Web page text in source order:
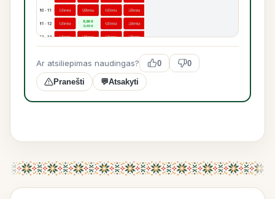
Ar atsiliepimas naudingas? 0 0
Pranešti 💬Atsakyti